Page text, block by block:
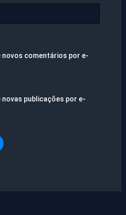
comentários por e-
publicações por e-